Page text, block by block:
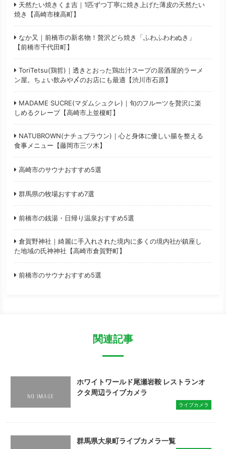
天然たい焼きくま吉｜1匹ずつ丁寧に焼き上げた薄皮の天然たい
焼き【高崎市棟高町】
なか又｜前橋市の新名物！贅沢どら焼き「ふわふわわぬき」
【前橋市千代田町】
ToriTetsu(鶏哲)｜透きとおった鶏出汁スープの居酒屋的ラーメ
ン屋。ちょい飲みや〆のお店にも最適【渋川市石原】
MADAME SUCRE(マダムシュクレ)｜旬のフルーツを贅沢に楽
しめるクレープ【高崎市上並榎町】
NATUBROWN(ナチュブラウン)｜心と身体に優しい腸を整える
食事メニュー【藤岡市三ツ木】
高崎市のサウナおすすめ5選
群馬県の牧場おすすめ7選
前橋市の銭湯・日帰り温泉おすすめ5選
倉賀野神社｜綺麗に手入れされた境内に多くの境内社が鎮座し
た地域の氏神神社【高崎市倉賀野町】
前橋市のサウナおすすめ5選
関連記事
ホワイトワールド尾瀬岩鞍 レストランオ
クタ周辺ライブカメラ
ライブカメラ
群馬県大泉町ライブカメラ一覧